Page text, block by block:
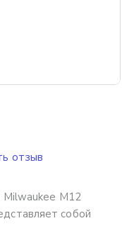
Milwaukee M12
собой
отзыв